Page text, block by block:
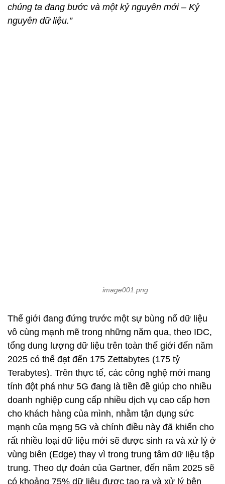
chúng ta đang bước và một kỷ nguyên mới – Kỷ
nguyên dữ liệu.”
image001.png
Thế giới đang đứng trước một sự bùng nổ dữ liệu
vô cùng mạnh mẽ trong những năm qua, theo IDC,
tổng dung lượng dữ liệu trên toàn thế giới đến năm
2025 có thể đạt đến 175 Zettabytes (175 tỷ
Terabytes). Trên thực tế, các công nghệ mới mang
tính đột phá như 5G đang là tiền đề giúp cho nhiều
doanh nghiệp cung cấp nhiều dịch vụ cao cấp hơn
cho khách hàng của mình, nhằm tận dụng sức
mạnh của mạng 5G và chính điều này đã khiến cho
rất nhiều loại dữ liệu mới sẽ được sinh ra và xử lý ở
vùng biên (Edge) thay vì trong trung tâm dữ liệu tập
trung. Theo dự đoán của Gartner, đến năm 2025 sẽ
có khoảng 75% dữ liệu được tạo ra và xử lý bên